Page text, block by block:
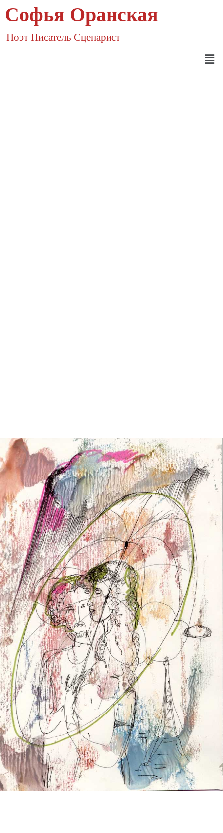
Софья Оранская
Поэт Писатель Сценарист